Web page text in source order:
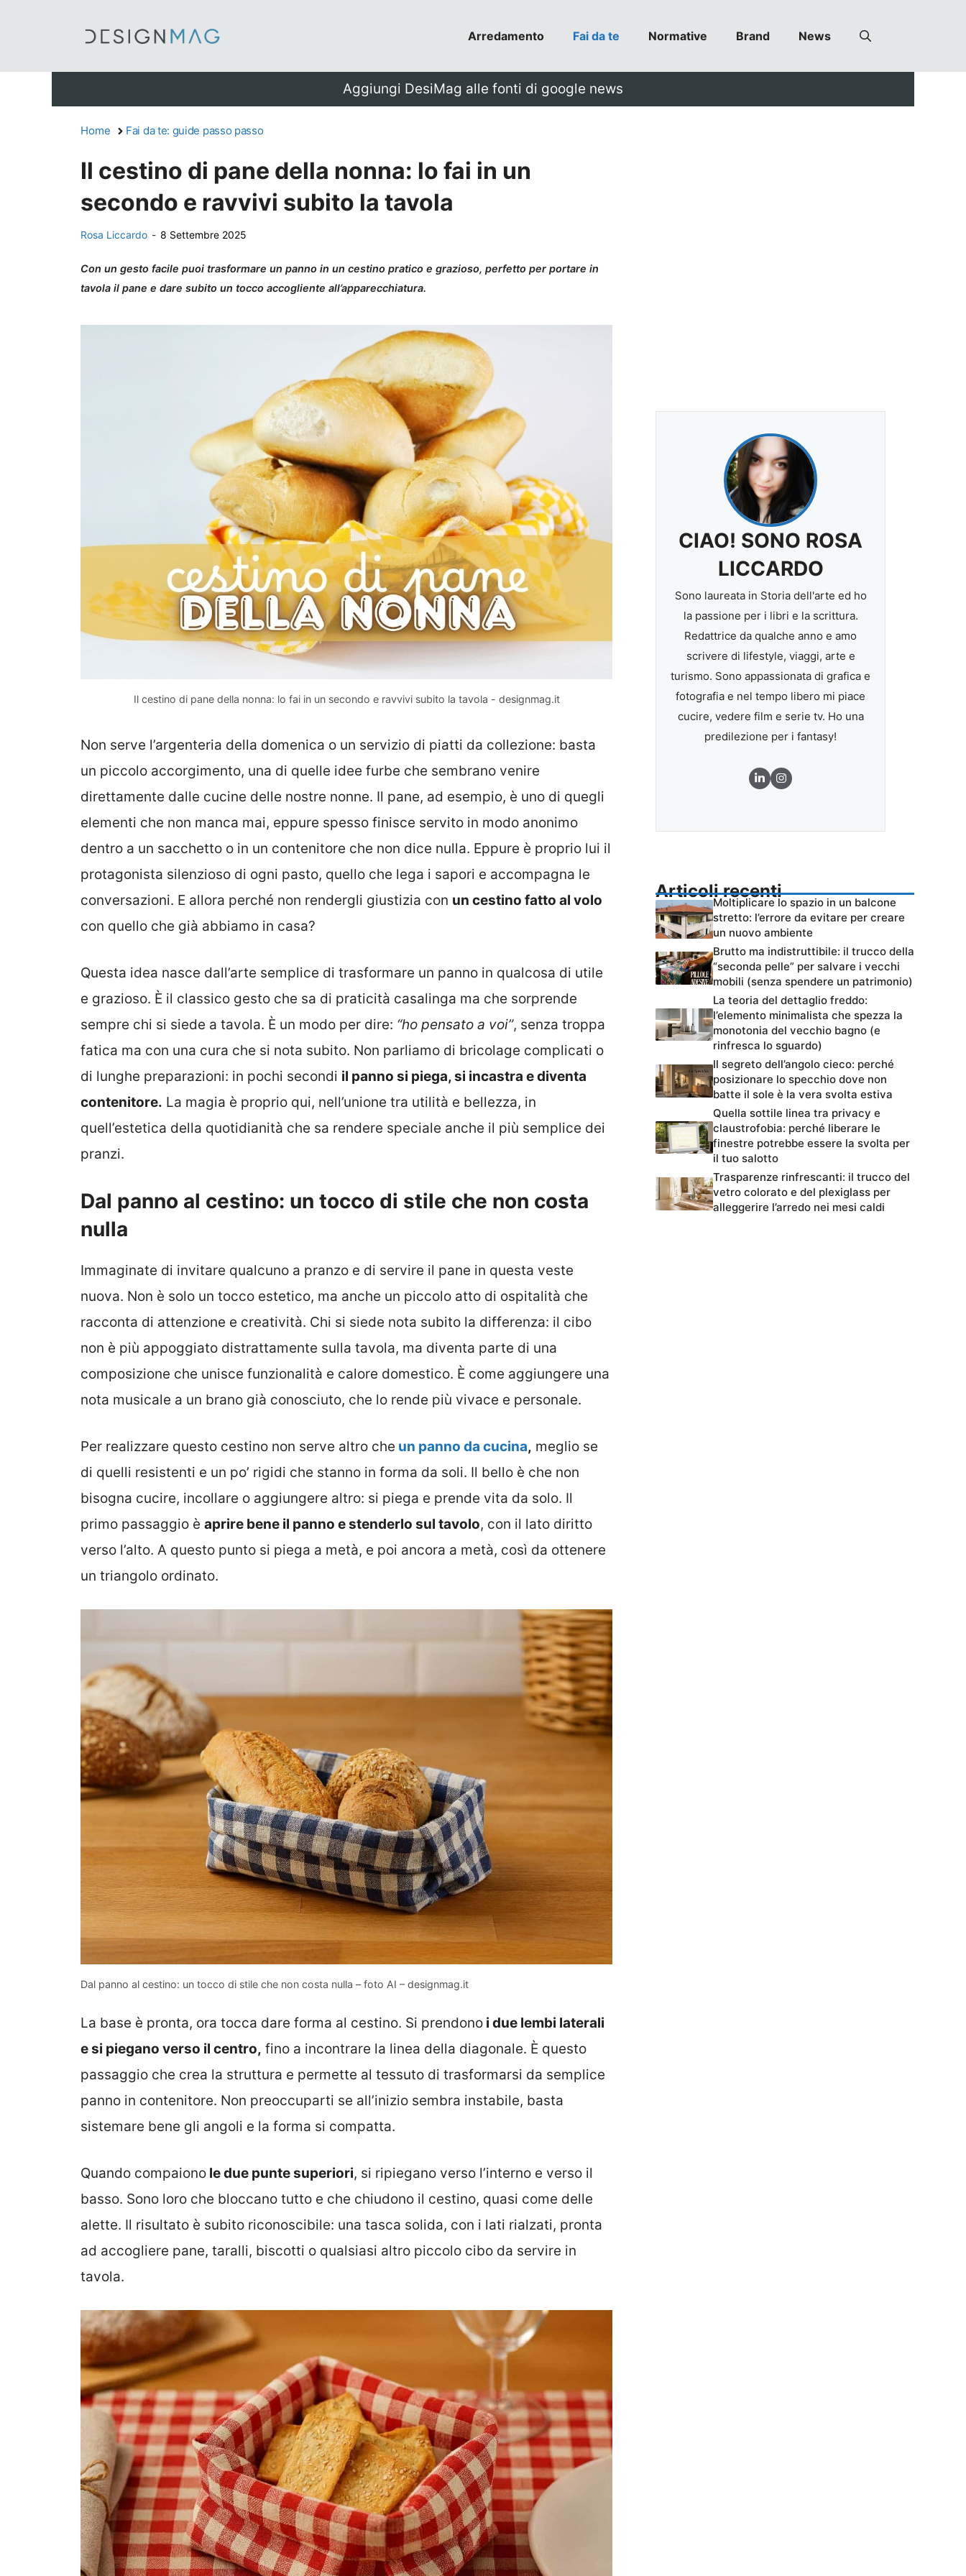
Arredamento Fai da te Normative Brand News
Aggiungi DesiMag alle fonti di google news
Home Fai da te: guide passo passo
Il cestino di pane della nonna: lo fai in un
secondo e ravvivi subito la tavola
Rosa Liccardo - 8 Settembre 2025
Con un gesto facile puoi trasformare un panno in un cestino pratico e grazioso, perfetto per portare in
tavola il pane e dare subito un tocco accogliente all’apparecchiatura.
Il cestino di pane della nonna: lo fai in un secondo e ravvivi subito la tavola - designmag.it
Non serve l’argenteria della domenica o un servizio di piatti da collezione: basta
un piccolo accorgimento, una di quelle idee furbe che sembrano venire
direttamente dalle cucine delle nostre nonne. Il pane, ad esempio, è uno di quegli
elementi che non manca mai, eppure spesso finisce servito in modo anonimo
dentro a un sacchetto o in un contenitore che non dice nulla. Eppure è proprio lui il
protagonista silenzioso di ogni pasto, quello che lega i sapori e accompagna le
conversazioni. E allora perché non rendergli giustizia con un cestino fatto al volo
con quello che già abbiamo in casa?
Questa idea nasce dall’arte semplice di trasformare un panno in qualcosa di utile
e grazioso. È il classico gesto che sa di praticità casalinga ma che sorprende
sempre chi si siede a tavola. È un modo per dire: “ho pensato a voi”, senza troppa
fatica ma con una cura che si nota subito. Non parliamo di bricolage complicati o
di lunghe preparazioni: in pochi secondi il panno si piega, si incastra e diventa
contenitore. La magia è proprio qui, nell’unione tra utilità e bellezza, in
quell’estetica della quotidianità che sa rendere speciale anche il più semplice dei
pranzi.
Dal panno al cestino: un tocco di stile che non costa
nulla
Immaginate di invitare qualcuno a pranzo e di servire il pane in questa veste
nuova. Non è solo un tocco estetico, ma anche un piccolo atto di ospitalità che
racconta di attenzione e creatività. Chi si siede nota subito la differenza: il cibo
non è più appoggiato distrattamente sulla tavola, ma diventa parte di una
composizione che unisce funzionalità e calore domestico. È come aggiungere una
nota musicale a un brano già conosciuto, che lo rende più vivace e personale.
Per realizzare questo cestino non serve altro che un panno da cucina, meglio se
di quelli resistenti e un po’ rigidi che stanno in forma da soli. Il bello è che non
bisogna cucire, incollare o aggiungere altro: si piega e prende vita da solo. Il
primo passaggio è aprire bene il panno e stenderlo sul tavolo, con il lato diritto
verso l’alto. A questo punto si piega a metà, e poi ancora a metà, così da ottenere
un triangolo ordinato.
Dal panno al cestino: un tocco di stile che non costa nulla – foto AI – designmag.it
La base è pronta, ora tocca dare forma al cestino. Si prendono i due lembi laterali
e si piegano verso il centro, fino a incontrare la linea della diagonale. È questo
passaggio che crea la struttura e permette al tessuto di trasformarsi da semplice
panno in contenitore. Non preoccuparti se all’inizio sembra instabile, basta
sistemare bene gli angoli e la forma si compatta.
Quando compaiono le due punte superiori, si ripiegano verso l’interno e verso il
basso. Sono loro che bloccano tutto e che chiudono il cestino, quasi come delle
alette. Il risultato è subito riconoscibile: una tasca solida, con i lati rialzati, pronta
ad accogliere pane, taralli, biscotti o qualsiasi altro piccolo cibo da servire in
tavola.
CIAO! SONO ROSA
LICCARDO
Sono laureata in Storia dell'arte ed ho
la passione per i libri e la scrittura.
Redattrice da qualche anno e amo
scrivere di lifestyle, viaggi, arte e
turismo. Sono appassionata di grafica e
fotografia e nel tempo libero mi piace
cucire, vedere film e serie tv. Ho una
predilezione per i fantasy!
Articoli recenti
Moltiplicare lo spazio in un balcone
stretto: l’errore da evitare per creare
un nuovo ambiente
Brutto ma indistruttibile: il trucco della
“seconda pelle” per salvare i vecchi
mobili (senza spendere un patrimonio)
La teoria del dettaglio freddo:
l’elemento minimalista che spezza la
monotonia del vecchio bagno (e
rinfresca lo sguardo)
Il segreto dell’angolo cieco: perché
posizionare lo specchio dove non
batte il sole è la vera svolta estiva
Quella sottile linea tra privacy e
claustrofobia: perché liberare le
finestre potrebbe essere la svolta per
il tuo salotto
Trasparenze rinfrescanti: il trucco del
vetro colorato e del plexiglass per
alleggerire l’arredo nei mesi caldi